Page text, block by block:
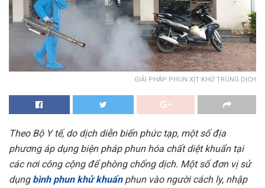
GIẢI PHÁP PHUN XỊT KHỬ TRÙNG DỊCH
Theo Bộ Y tế, do dịch diễn biến phức tạp, một số địa
phương áp dụng biện pháp phun hóa chất diệt khuẩn tại
các nơi công cộng để phòng chống dịch. Một số đơn vị sử
dụng bình phun khử khuẩn phun vào người cách ly, nhập